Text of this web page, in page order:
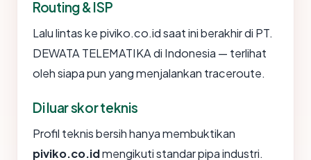
Routing & ISP
Lalu lintas ke piviko.co.id saat ini berakhir di PT.
DEWATA TELEMATIKA di Indonesia — terlihat
oleh siapa pun yang menjalankan traceroute.
Di luar skor teknis
Profil teknis bersih hanya membuktikan
piviko.co.idmengikuti standar pipa industri.